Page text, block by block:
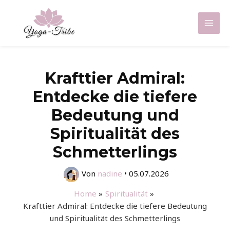
springen
Main
Krafttier Admiral:
Entdecke die tiefere
Bedeutung und
Spiritualität des
Schmetterlings
Von nadine • 05.07.2026
Home
Spiritualität
Krafttier Admiral: Entdecke die tiefere Bedeutung
und Spiritualität des Schmetterlings